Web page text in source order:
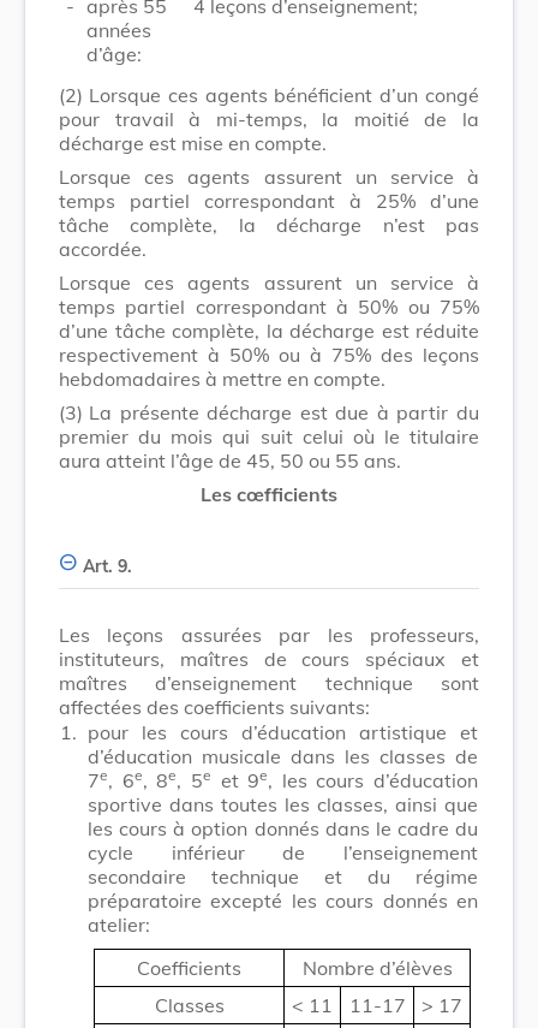
- après 55
années
d’âge:
4 leçons d’enseignement;
(2) Lorsque ces agents bénéficient d’un congé
pour travail à mi-temps, la moitié de la
décharge est mise en compte.
Lorsque ces agents assurent un service à
temps partiel correspondant à 25% d’une
tâche complète, la décharge n’est pas
accordée.
Lorsque ces agents assurent un service à
temps partiel correspondant à 50% ou 75%
d’une tâche complète, la décharge est réduite
respectivement à 50% ou à 75% des leçons
hebdomadaires à mettre en compte.
(3) La présente décharge est due à partir du
premier du mois qui suit celui où le titulaire
aura atteint l’âge de 45, 50 ou 55 ans.
Les cœfficients
Art. 9.
Les leçons assurées par les professeurs,
instituteurs, maîtres de cours spéciaux et
maîtres d’enseignement technique sont
affectées des coefficients suivants:
1. pour les cours d’éducation artistique et
d’éducation musicale dans les classes de
7e, 6e, 8e, 5e et 9e, les cours d’éducation
sportive dans toutes les classes, ainsi que
les cours à option donnés dans le cadre du
cycle inférieur de l’enseignement
secondaire technique et du régime
préparatoire excepté les cours donnés en
atelier:
Coefficients
Nombre d’élèves
Classes
< 11 11-17
> 17